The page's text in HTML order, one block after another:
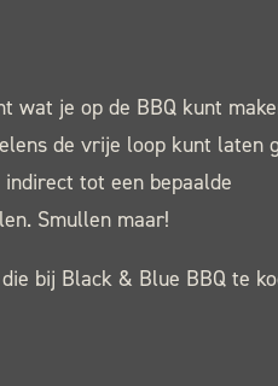
wat je op de BBQ kunt
de vrije loop kunt laten
tot een bepaalde
Smullen maar!
bij Black & Blue BBQ te